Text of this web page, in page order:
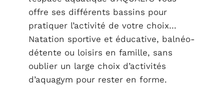
offre ses différents bassins pour
pratiquer l’activité de votre choix…
Natation sportive et éducative, balnéo-
détente ou loisirs en famille, sans
oublier un large choix d’activités
d’aquagym pour rester en forme.